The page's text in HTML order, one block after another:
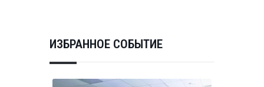
ИЗБРАННОЕ СОБЫТИЕ